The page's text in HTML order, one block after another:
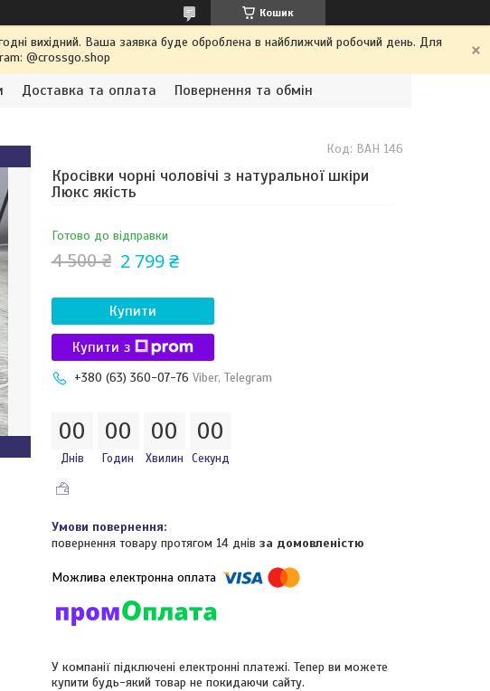
Кошик
вихідний. Ваша заявка буде оброблена в найближчий робочий день. Для
@crossgo.shop
Доставка та оплата Повернення та обмін
Кросівки чорні чоловічі з натуральної шкіри
Люкс якість
Готово до відправки
Код: ВАН 146
4 500 ₴ 2 799 ₴
Купити
Купити з
+380 (63) 360-07-76 Viber, Telegram
00
Днів
00
Годин
00
Хвилин
00
Секунд
повернення товару протягом 14 днів за домовленістю
У компанії підключені електронні платежі. Тепер ви можете
купити будь-який товар не покидаючи сайту.